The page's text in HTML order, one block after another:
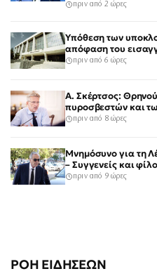
ΡΟΗ ΕΙΔΗΣΕΩΝ
πριν από 2 ώρες
Υπόθεση των
απόφαση του
πριν από 6 ώρες
Α. Σκέρτσος:
πυροσβεστών και
πριν από 8 ώρες
Μνημόσυνο για τη
– Συγγενείς και
πριν από 9 ώρες